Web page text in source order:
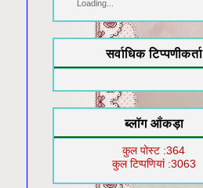
Loading...
सर्वाधिक टिप्पणीकर्ता
ब्लॉग आँकड़ा
कुल पोस्ट :364
कुल टिप्पणियां :3063